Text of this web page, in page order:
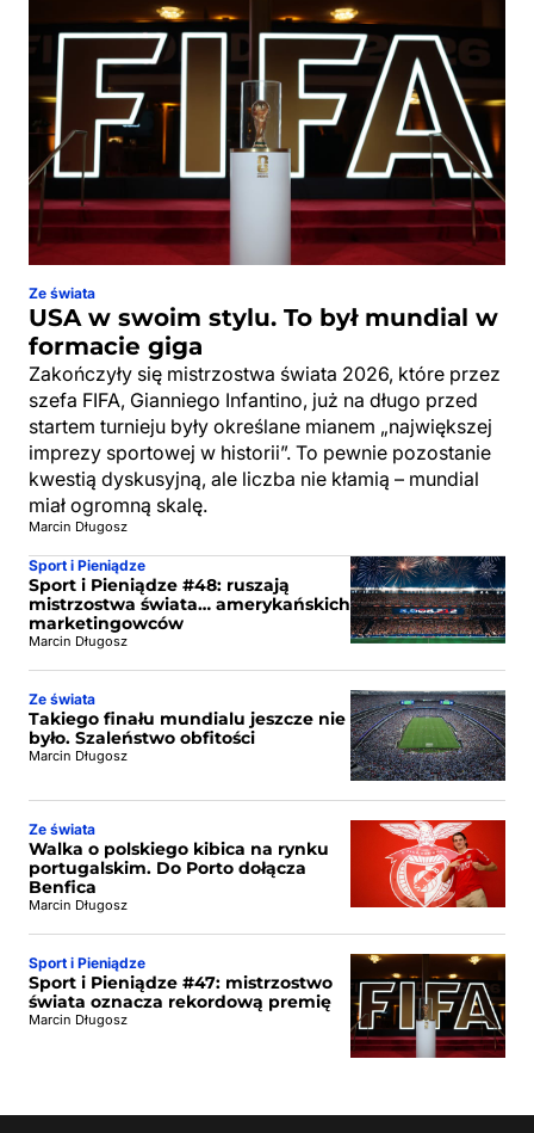
Ze świata
USA w swoim stylu. To był mundial w
formacie giga
Zakończyły się mistrzostwa świata 2026, które przez
szefa FIFA, Gianniego Infantino, już na długo przed
startem turnieju były określane mianem „największej
imprezy sportowej w historii”. To pewnie pozostanie
kwestią dyskusyjną, ale liczba nie kłamią – mundial
miał ogromną skalę.
Marcin Długosz
Sport i Pieniądze
Sport i Pieniądze #48: ruszają
mistrzostwa świata… amerykańskich
marketingowców
Marcin Długosz
Ze świata
Takiego finału mundialu jeszcze nie
było. Szaleństwo obfitości
Marcin Długosz
Ze świata
Walka o polskiego kibica na rynku
portugalskim. Do Porto dołącza
Benfica
Marcin Długosz
Sport i Pieniądze
Sport i Pieniądze #47: mistrzostwo
świata oznacza rekordową premię
Marcin Długosz